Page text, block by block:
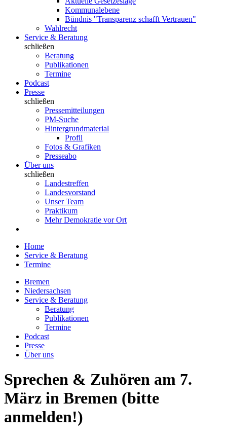
Kommunalebene
Bündnis "Transparenz schafft Vertrauen"
Wahlrecht
Service & Beratung
schließen
Beratung
Publikationen
Termine
Podcast
Presse
schließen
Pressemitteilungen
PM-Suche
Hintergrundmaterial
Profil
Fotos & Grafiken
Presseabo
Über uns
schließen
Landestreffen
Landesvorstand
Unser Team
Praktikum
Mehr Demokratie vor Ort
Home
Service & Beratung
Termine
Bremen
Niedersachsen
Service & Beratung
Beratung
Publikationen
Termine
Podcast
Presse
Über uns
Sprechen & Zuhören am 7.
März in Bremen (bitte
anmelden!)